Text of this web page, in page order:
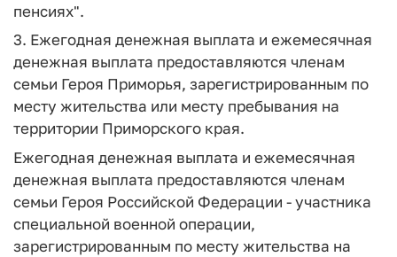
пенсиях".
3. Ежегодная денежная выплата и ежемесячная
денежная выплата предоставляются членам
семьи Героя Приморья, зарегистрированным по
месту жительства или месту пребывания на
территории Приморского края.
Ежегодная денежная выплата и ежемесячная
денежная выплата предоставляются членам
семьи Героя Российской Федерации - участника
специальной военной операции,
зарегистрированным по месту жительства на